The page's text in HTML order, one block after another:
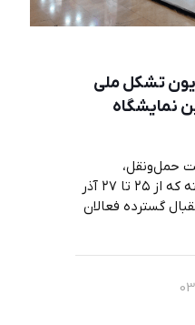
تشکل ملی
نمایشگاه
حمل‌ونقل،
لجستیک و خدمات وابسته که از ۲۵ تا ۲۷ آذر
گسترده فعالان